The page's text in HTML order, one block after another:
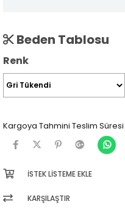
Beden Tablosu
Renk
Kargoya Tahmini Teslim Süresi
İSTEK LISTEME EKLE
KARŞILAŞTIR